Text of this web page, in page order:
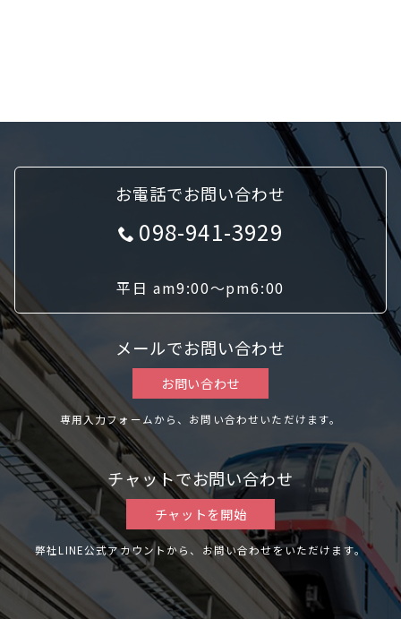
お電話でお問い合わせ
098-941-3929
平日 am9:00〜pm6:00
メールでお問い合わせ
お問い合わせ
専用入力フォームから、お問い合わせいただけます。
チャットでお問い合わせ
チャットを開始
弊社LINE公式アカウントから、お問い合わせをいただけます。